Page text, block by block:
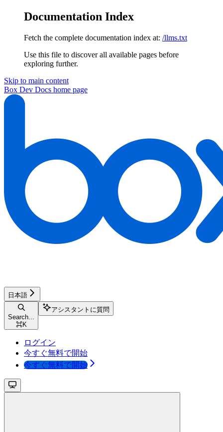
Documentation Index
Fetch the complete documentation index at: /llms.txt
Use this file to discover all available pages before
exploring further.
Skip to main content
Box Dev Docs home page
日本語
Search...
⌘K
アシスタントに質問
ログイン
今すぐ無料で開始
今すぐ無料で開始